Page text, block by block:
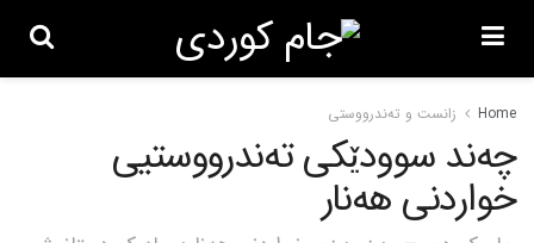
Home زانست و تەندرووستی
چەند سوودێکی تەندرووستیی
خواردنی هەنار